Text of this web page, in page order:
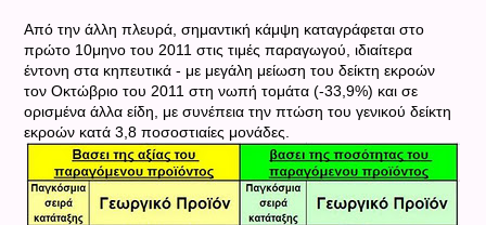
Από την άλλη πλευρά, σημαντική κάμψη καταγράφεται στο
πρώτο 10μηνο του 2011 στις τιμές παραγωγού, ιδιαίτερα
έντονη στα κηπευτικά - με μεγάλη μείωση του δείκτη εκροών
τον Οκτώβριο του 2011 στη νωπή τομάτα (-33,9%) και σε
ορισμένα άλλα είδη, με συνέπεια την πτώση του γενικού δείκτη
εκροών κατά 3,8 ποσοστιαίες μονάδες.